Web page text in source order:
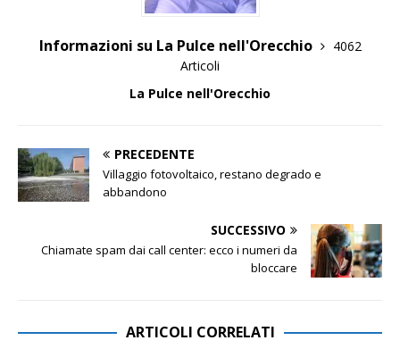
Informazioni su La Pulce nell'Orecchio
4062
Articoli
La Pulce nell'Orecchio
PRECEDENTE
Villaggio fotovoltaico, restano degrado e
abbandono
SUCCESSIVO
Chiamate spam dai call center: ecco i numeri da
bloccare
ARTICOLI CORRELATI